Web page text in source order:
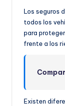
Los seguros
todos los
para
frente a los
Existen